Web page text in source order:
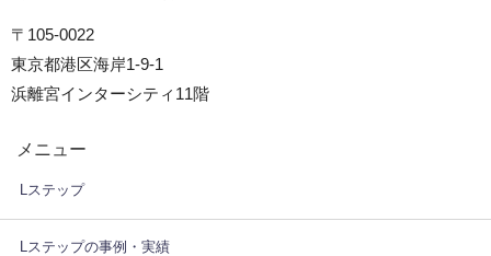
〒105-0022
東京都港区海岸1-9-1
浜離宮インターシティ11階
メニュー
Lステップ
Lステップの事例・実績